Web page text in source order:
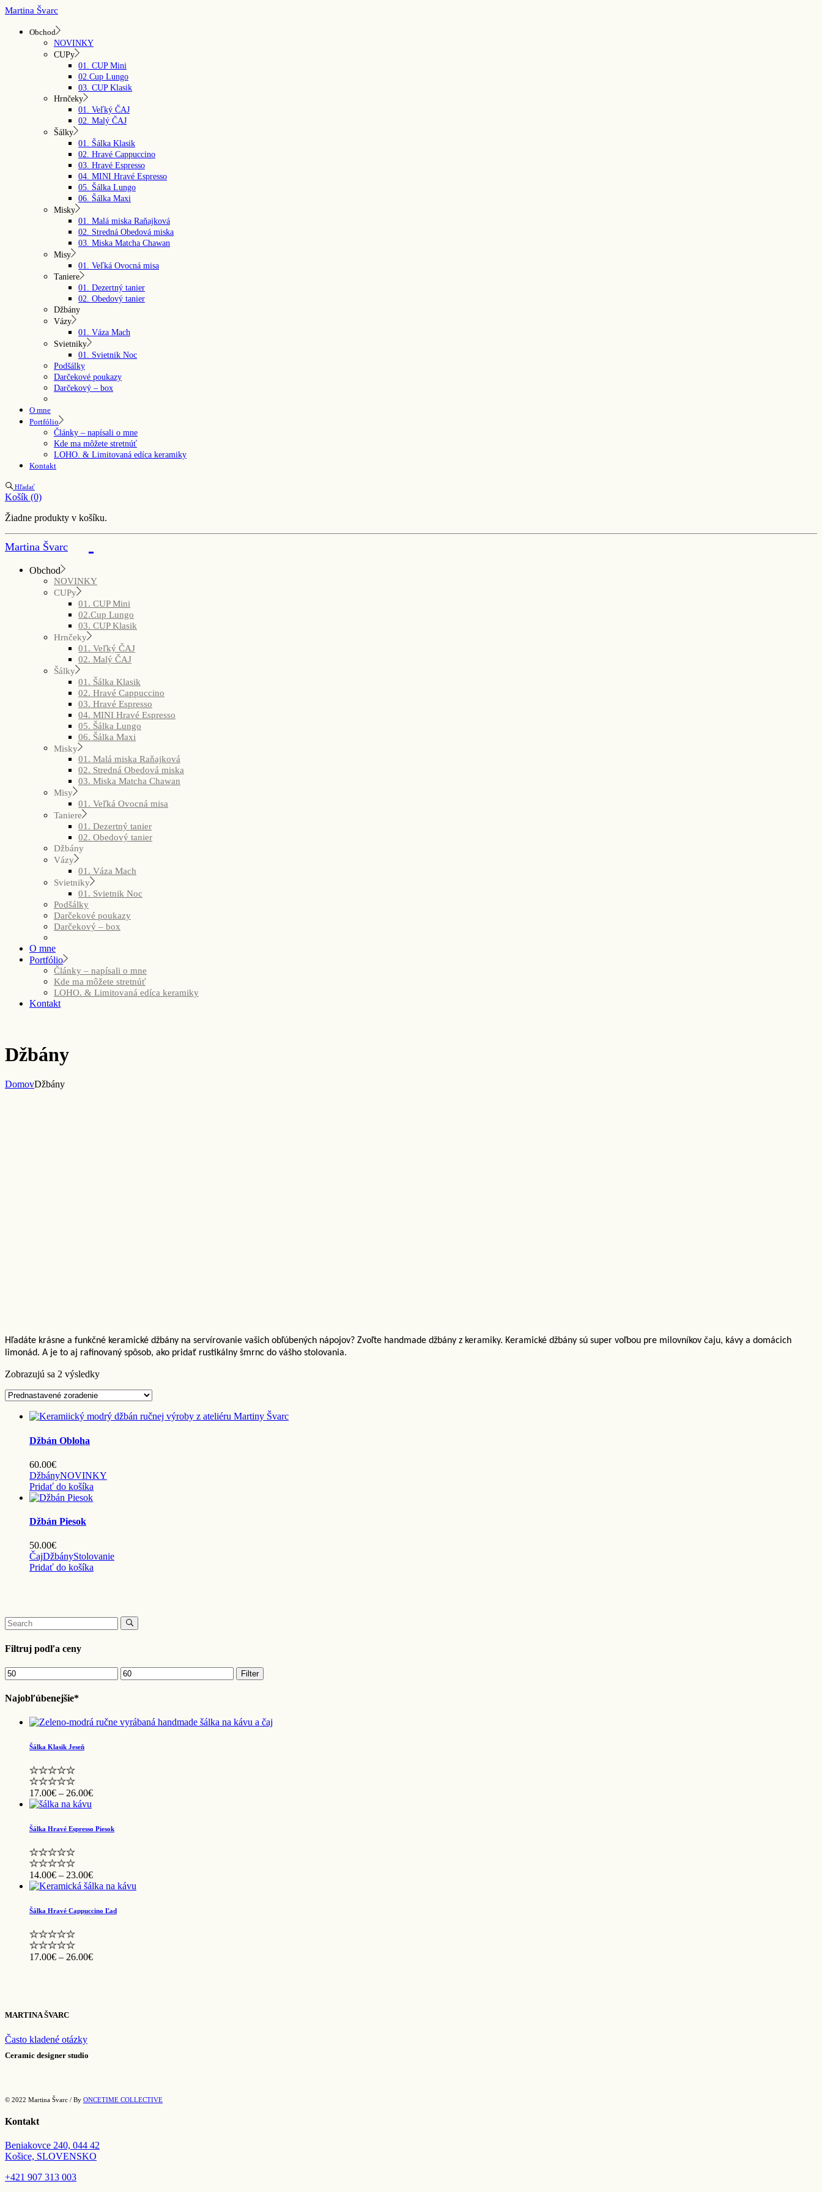
Skip
Martina Švarc
Obchod
NOVINKY
CUPy
01. CUP Mini
02.Cup Lungo
03. CUP Klasik
Hrnčeky
01. Veľký ČAJ
02. Malý ČAJ
Šálky
01. Šálka Klasik
02. Hravé Cappuccino
03. Hravé Espresso
04. MINI Hravé Espresso
05. Šálka Lungo
06. Šálka Maxi
Misky
01. Malá miska Raňajková
02. Stredná Obedová miska
03. Miska Matcha Chawan
Misy
01. Veľká Ovocná misa
Taniere
01. Dezertný tanier
02. Obedový tanier
Džbány
Vázy
01. Váza Mach
Svietniky
01. Svietnik Noc
Podšálky
Darčekové poukazy
Darčekový – box
O mne
Portfólio
Články – napísali o mne
Kde ma môžete stretnúť
LOHO. & Limitovaná edíca keramiky
Kontakt
Hľadať
Košík (0)
Žiadne produkty v košíku.
Martina Švarc
Obchod
NOVINKY
CUPy
01. CUP Mini
02.Cup Lungo
03. CUP Klasik
Hrnčeky
01. Veľký ČAJ
02. Malý ČAJ
Šálky
01. Šálka Klasik
02. Hravé Cappuccino
03. Hravé Espresso
04. MINI Hravé Espresso
05. Šálka Lungo
06. Šálka Maxi
Misky
01. Malá miska Raňajková
02. Stredná Obedová miska
03. Miska Matcha Chawan
Misy
01. Veľká Ovocná misa
Taniere
01. Dezertný tanier
02. Obedový tanier
Džbány
Vázy
01. Váza Mach
Svietniky
01. Svietnik Noc
Podšálky
Darčekové poukazy
Darčekový – box
O mne
Portfólio
Články – napísali o mne
Kde ma môžete stretnúť
LOHO. & Limitovaná edíca keramiky
Kontakt
Džbány
DomovDžbány
Hľadáte krásne a funkčné keramické džbány na servírovanie vašich obľúbených nápojov? Zvoľte handmade džbány z keramiky. Keramické džbány sú super voľbou pre milovníkov čaju, kávy a domácich
limonád. A je to aj rafinovaný spôsob, ako pridať rustikálny šmrnc do vášho stolovania.
Zobrazujú sa 2 výsledky
Džbán Obloha
60.00€
DžbányNOVINKY
Pridať do košíka
Džbán Piesok
50.00€
ČajDžbányStolovanie
Pridať do košíka
Search
for:
Filtruj podľa ceny
Minimálna
cena
Maximálna
cena
Filter
Najobľúbenejšie*
Šálka Klasik Jeseň
17.00€ – 26.00€Price
through
Šálka Hravé Espresso Piesok
14.00€ – 23.00€Price
range:
through
Šálka Hravé Cappuccino Ľad
17.00€ – 26.00€Price
MARTINA ŠVARC
Často kladené otázky
Ceramic designer studio
© 2022 Martina Švarc / By ONCETIME COLLECTIVE
Kontakt
Beniakovce 240, 044 42
Košice, SLOVENSKO
+421 907 313 003